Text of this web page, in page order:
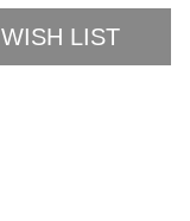
WISH LIST